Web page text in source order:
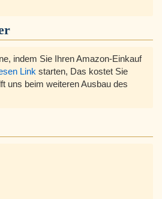
indem Sie Ihren Amazon-Einkauf
Link starten, Das kostet Sie
uns beim weiteren Ausbau des